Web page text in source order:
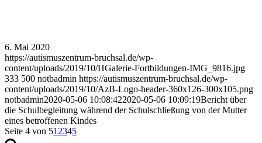
6. Mai 2020
https://autismuszentrum-bruchsal.de/wp-
content/uploads/2019/10/HGalerie-Fortbildungen-IMG_9816.jpg
333 500 notbadmin https://autismuszentrum-bruchsal.de/wp-
content/uploads/2019/10/AzB-Logo-header-360x126-300x105.png
notbadmin2020-05-06 10:08:422020-05-06 10:09:19Bericht über
die Schulbegleitung während der Schulschließung von der Mutter
eines betroffenen Kindes
Seite 4 von 51 2345